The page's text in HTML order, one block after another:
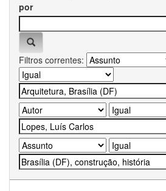
por
Filtros correntes: